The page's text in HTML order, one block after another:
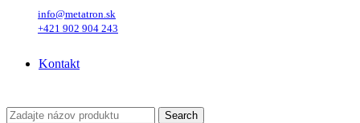
info@metatron.sk
+421 902 904 243
Kontakt
Search